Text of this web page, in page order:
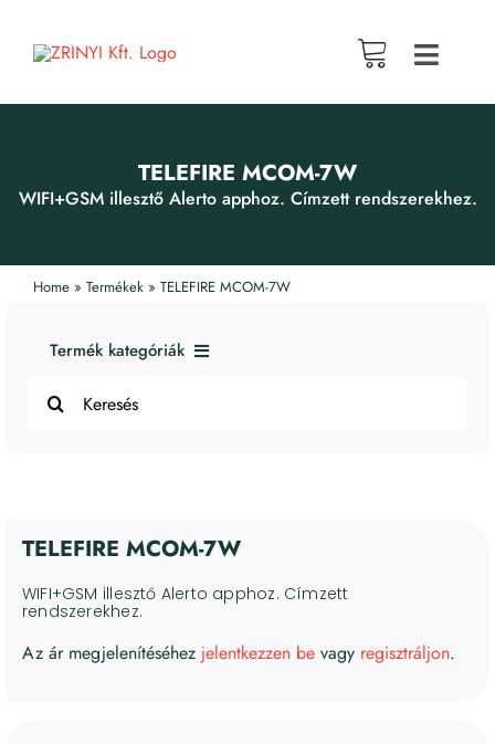
content
Toggle
Fókusztevékenységeink
Publikációk
Webshop
Karrier
KAPCSOLAT
TELEFIRE MCOM-7W
WIFI+GSM illesztő Alerto apphoz. Címzett rendszerekhez.
Home» Termékek» TELEFIRE MCOM-7W
Termék kategóriák
1. Tűzjelző rendszerek
5. Karbantartás és beüzemelés
6. Kivezetett termékek
Tűzoltó készülékek
for:
TELEFIRE MCOM-7W
WIFI+GSM illesztő Alerto apphoz. Címzett
rendszerekhez.
Az ár megjelenítéséhez jelentkezzen be vagy regisztráljon.